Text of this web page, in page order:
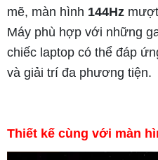
mẽ, màn hình 144Hz
Máy phù hợp với những
chiếc laptop có thể đáp
và giải trí đa phương tiện.
Thiết kế cùng với màn